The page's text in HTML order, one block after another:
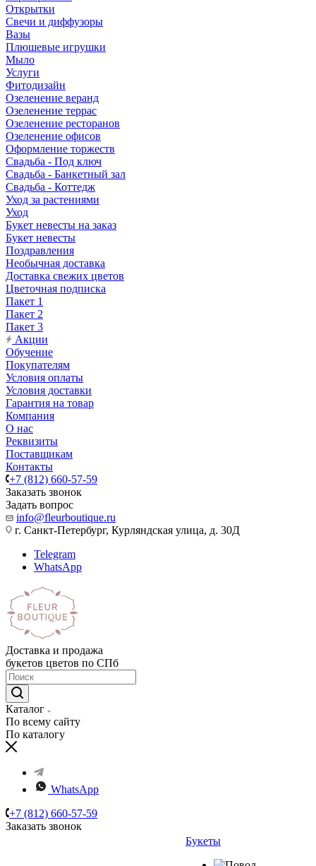
Открытки
Свечи и диффузоры
Вазы
Плюшевые игрушки
Мыло
Услуги
Фитодизайн
Озеленение веранд
Озеленение террас
Озеленение ресторанов
Озеленение офисов
Оформление торжеств
Свадьба - Под ключ
Свадьба - Банкетный зал
Свадьба - Коттедж
Уход за растениями
Уход
Букет невесты на заказ
Букет невесты
Поздравления
Необычная доставка
Доставка свежих цветов
Цветочная подписка
Пакет 1
Пакет 2
Пакет 3
Акции
Обучение
Покупателям
Условия оплаты
Условия доставки
Гарантия на товар
Компания
О нас
Реквизиты
Поставщикам
Контакты
+7 (812) 660-57-59
Заказать звонок
Задать вопрос
info@fleurboutique.ru
г. Санкт-Петербург, Курляндская улица, д. 30Д
Telegram
WhatsApp
Доставка и продажа
букетов цветов по СПб
Каталог
По всему сайту
По каталогу
WhatsApp
+7 (812) 660-57-59
Заказать звонок
Букеты